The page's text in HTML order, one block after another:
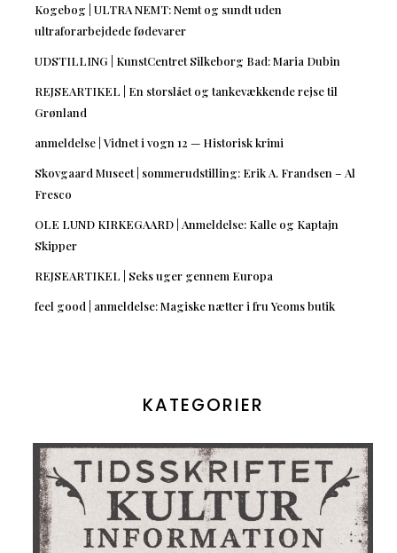
Kogebog | ULTRA NEMT: Nemt og sundt uden
ultraforarbejdede fødevarer
UDSTILLING | KunstCentret Silkeborg Bad: Maria Dubin
REJSEARTIKEL | En storslået og tankevækkende rejse til
Grønland
anmeldelse | Vidnet i vogn 12 — Historisk krimi
Skovgaard Museet | sommerudstilling: Erik A. Frandsen – Al
Fresco
OLE LUND KIRKEGAARD | Anmeldelse: Kalle og Kaptajn
Skipper
REJSEARTIKEL | Seks uger gennem Europa
feel good | anmeldelse: Magiske nætter i fru Yeoms butik
KATEGORIER